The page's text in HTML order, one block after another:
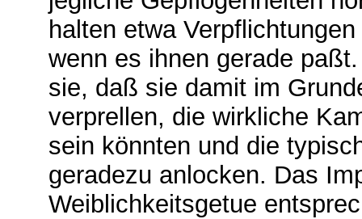
halten etwa
wenn es ihnen gerade
sie, daß sie damit im
verprellen, die wirkliche
sein könnten und die
geradezu anlocken. Das
Weiblichkeitsgetue